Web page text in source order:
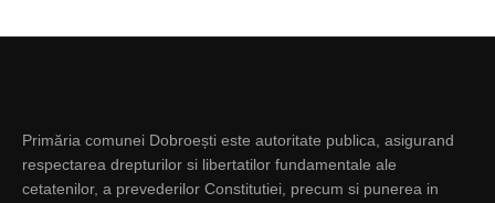
Primăria comunei Dobroești este autoritate publica, asigurand
respectarea drepturilor si libertatilor fundamentale ale
cetatenilor, a prevederilor Constitutiei, precum si punerea in